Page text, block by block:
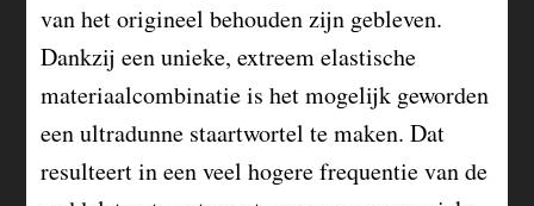
van het origineel behouden zijn gebleven.
Dankzij een unieke, extreem elastische
materiaalcombinatie is het mogelijk geworden
een ultradunne staartwortel te maken. Dat
resulteert in een veel hogere frequentie van de